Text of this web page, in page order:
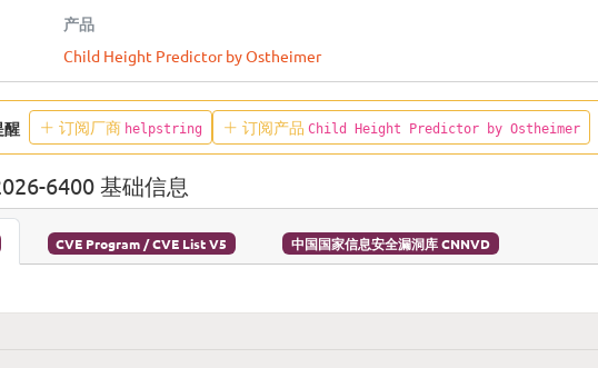
产品
Child Height Predictor by Ostheimer
醒 订阅厂商 helpstring 订阅产品 Child Height Predictor by Ostheimer
6400 基础信息
CVE Program / CVE List V5 中国国家信息安全漏洞库 CNNVD